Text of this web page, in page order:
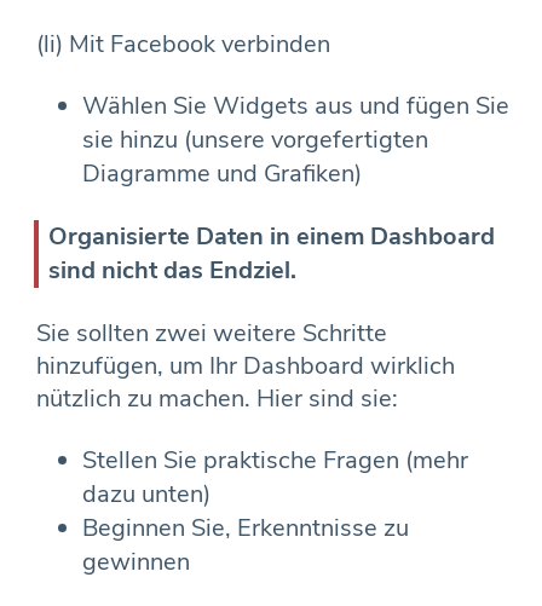
(li) Mit Facebook verbinden
Wählen Sie Widgets aus und fügen Sie
sie hinzu (unsere vorgefertigten
Diagramme und Grafiken)
Organisierte Daten in einem Dashboard
sind nicht das Endziel.
Sie sollten zwei weitere Schritte
hinzufügen, um Ihr Dashboard wirklich
nützlich zu machen. Hier sind sie:
Stellen Sie praktische Fragen (mehr
dazu unten)
Beginnen Sie, Erkenntnisse zu
gewinnen